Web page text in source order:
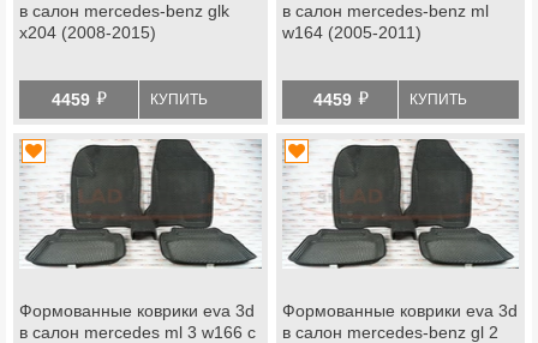
в салон mercedes-benz glk
x204 (2008-2015)
4459 й КУПИТЬ
в салон mercedes-benz ml
w164 (2005-2011)
4459 й КУПИТЬ
Формованные коврики eva 3d
в салон mercedes ml 3 w166 с
Формованные коврики eva 3d
в салон mercedes-benz gl 2